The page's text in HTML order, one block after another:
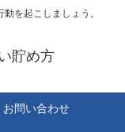
を起こしましょう。
貯め方
お問い合わせ